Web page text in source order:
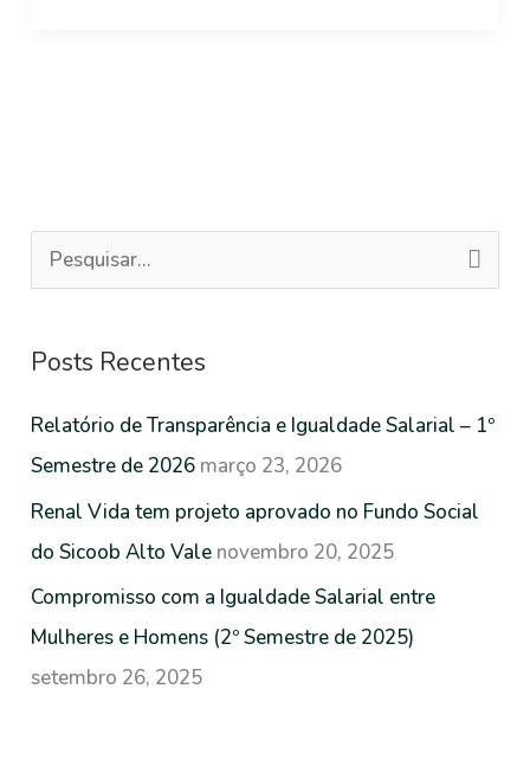
s
u
i
s
a
r
p
o
Posts Recentes
Relatório de Transparência e Igualdade Salarial – 1º
Semestre de 2026 março 23, 2026
Renal Vida tem projeto aprovado no Fundo Social
do Sicoob Alto Vale novembro 20, 2025
Compromisso com a Igualdade Salarial entre
Mulheres e Homens (2º Semestre de 2025)
setembro 26, 2025